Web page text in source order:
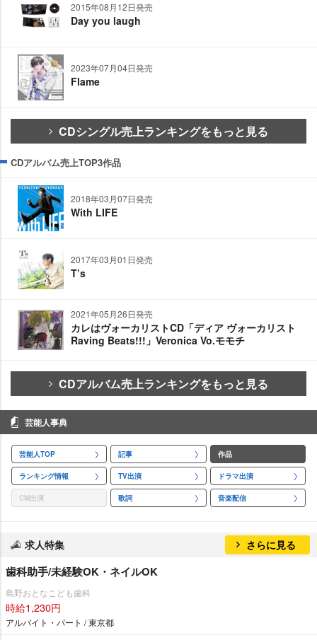
2015年08月12日発売
Day you laugh
2023年07月04日発売
Flame
CDシングル売上ランキングをもっと見る
CDアルバム売上TOP3作品
2018年03月07日発売
With LIFE
2017年03月01日発売
T’s
2021年05月26日発売
カレはヴォーカリストCD「ディア ヴォーカリスト
Raving Beats!!!」Veronica Vo.モモチ
CDアルバム売上ランキングをもっと見る
芸能人事典
芸能人TOP 記事 作品
ランキング情報 TV出演 ドラマ出演
CM出演 歌詞 音楽配信
求人特集 さらに見る
歯科助手/未経験OK・ネイルOK
島野おとなこども歯科
時給1,230円
アルバイト・パート / 東京都